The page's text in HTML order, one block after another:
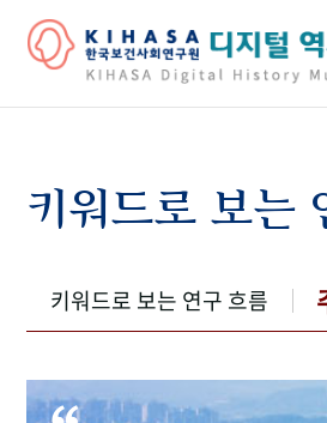
키워드로 보는
키워드로 보는 연구 흐름